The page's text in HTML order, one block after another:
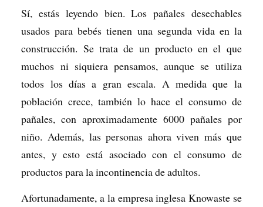
Sí, estás leyendo bien. Los pañales desechables
usados para bebés tienen una segunda vida en la
construcción. Se trata de un producto en el que
muchos ni siquiera pensamos, aunque se utiliza
todos los días a gran escala. A medida que la
población crece, también lo hace el consumo de
pañales, con aproximadamente 6000 pañales por
niño. Además, las personas ahora viven más que
antes, y esto está asociado con el consumo de
productos para la incontinencia de adultos.
Afortunadamente, a la empresa inglesa Knowaste se